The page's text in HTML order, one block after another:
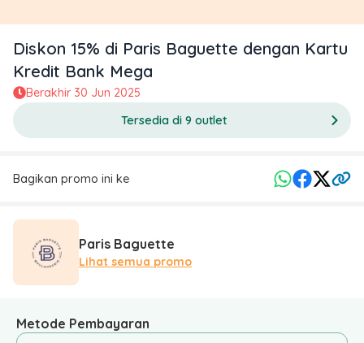
Diskon 15% di Paris Baguette dengan Kartu
Kredit Bank Mega
Berakhir 30 Jun 2025
Tersedia di 9 outlet
Bagikan promo ini ke
Paris Baguette
Lihat semua promo
Metode Pembayaran